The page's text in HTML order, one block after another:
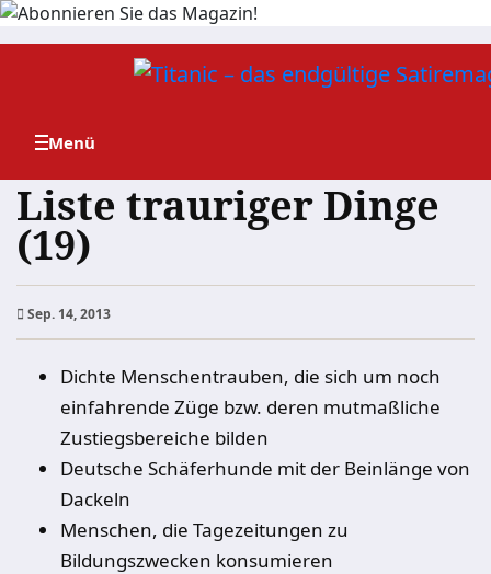
Zum
Liste trauriger Dinge
(19)
Sep. 14, 2013
Dichte Menschentrauben, die sich um noch
einfahrende Züge bzw. deren mutmaßliche
Zustiegsbereiche bilden
Deutsche Schäferhunde mit der Beinlänge von
Dackeln
Menschen, die Tagezeitungen zu
Bildungszwecken konsumieren